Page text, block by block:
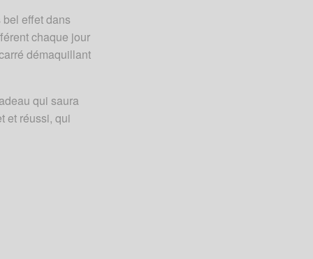
effet dans
chaque jour
démaquillant
qui saura
et réussi, qui